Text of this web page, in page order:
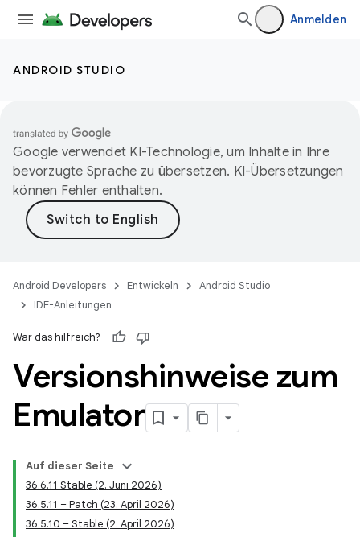
Anmelden
ANDROID STUDIO
Google verwendet KI-Technologie, um Inhalte in Ihre
bevorzugte Sprache zu übersetzen. KI-Übersetzungen
können Fehler enthalten.
Android Developers Entwickeln
Android Studio
IDE-Anleitungen
War das hilfreich?
Versionshinweise zum
Emulator
Auf dieser Seite
36.6.11 Stable (2. Juni 2026)
36.5.11 – Patch (23. April 2026)
36.5.10 – Stable (2. April 2026)